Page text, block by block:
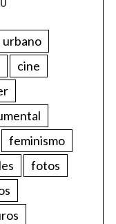
urbano
cine
feminismo
fotos